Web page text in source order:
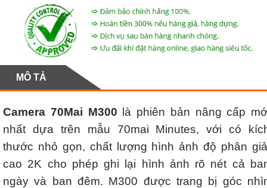
MÔ TẢ
Camera 70Mai M300 là phiên bản nâng cấp
nhất dựa trên mẫu 70mai Minutes, với có
thước nhỏ gọn, chất lượng hình ảnh độ phân
cao 2K cho phép ghi lại hình ảnh rõ nét cả
ngày và ban đêm. M300 được trang bị góc